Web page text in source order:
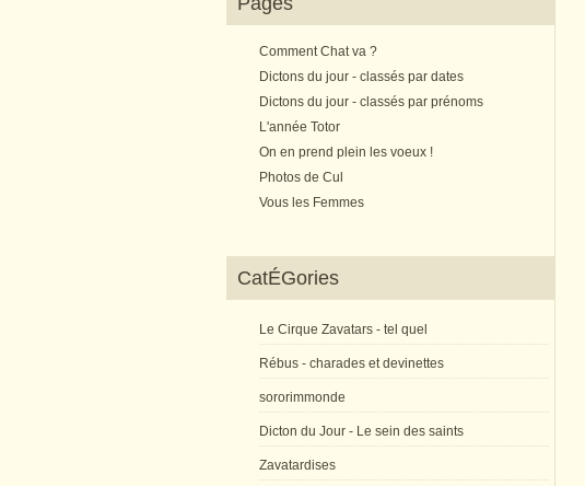
Comment Chat va ?
Dictons du jour - classés par dates
Dictons du jour - classés par prénoms
L'année Totor
On en prend plein les voeux !
Photos de Cul
Vous les Femmes
CatÉGories
Le Cirque Zavatars - tel quel
Rébus - charades et devinettes
sororimmonde
Dicton du Jour - Le sein des saints
Zavatardises